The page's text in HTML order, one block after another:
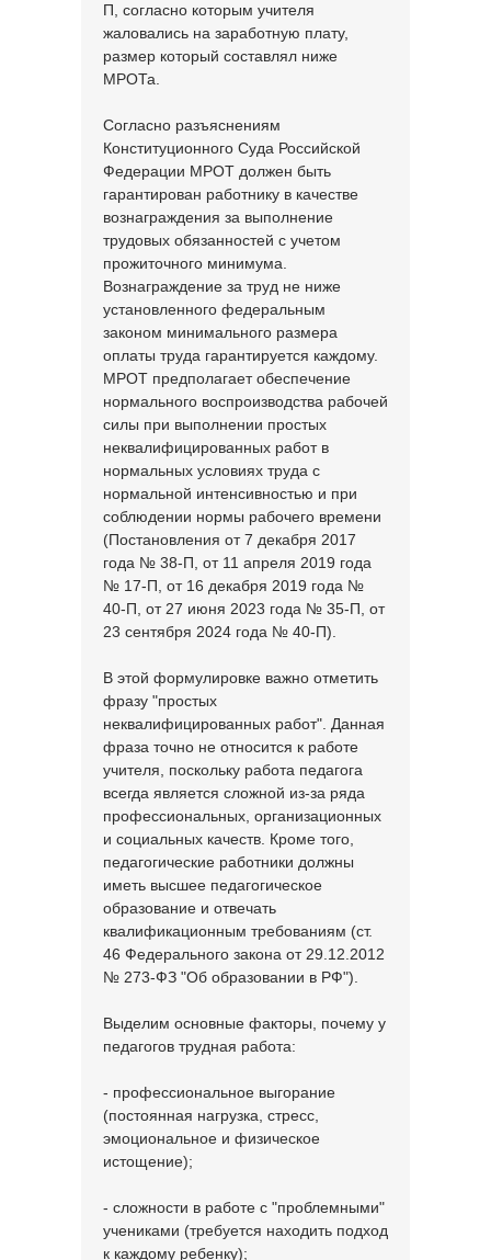
П, согласно которым учителя
жаловались на заработную плату,
размер который составлял ниже
МРОТа.
Согласно разъяснениям
Конституционного Суда Российской
Федерации МРОТ должен быть
гарантирован работнику в качестве
вознаграждения за выполнение
трудовых обязанностей с учетом
прожиточного минимума.
Вознаграждение за труд не ниже
установленного федеральным
законом минимального размера
оплаты труда гарантируется каждому.
МРОТ предполагает обеспечение
нормального воспроизводства рабочей
силы при выполнении простых
неквалифицированных работ в
нормальных условиях труда с
нормальной интенсивностью и при
соблюдении нормы рабочего времени
(Постановления от 7 декабря 2017
года № 38-П, от 11 апреля 2019 года
№ 17-П, от 16 декабря 2019 года №
40-П, от 27 июня 2023 года № 35-П, от
23 сентября 2024 года № 40-П).
В этой формулировке важно отметить
фразу "простых
неквалифицированных работ". Данная
фраза точно не относится к работе
учителя, поскольку работа педагога
всегда является сложной из-за ряда
профессиональных, организационных
и социальных качеств. Кроме того,
педагогические работники должны
иметь высшее педагогическое
образование и отвечать
квалификационным требованиям (ст.
46 Федерального закона от 29.12.2012
№ 273-ФЗ "Об образовании в РФ").
Выделим основные факторы, почему у
педагогов трудная работа:
- профессиональное выгорание
(постоянная нагрузка, стресс,
эмоциональное и физическое
истощение);
- сложности в работе с "проблемными"
учениками (требуется находить подход
к каждому ребенку);